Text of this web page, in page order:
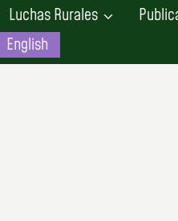
Luchas Rurales
English